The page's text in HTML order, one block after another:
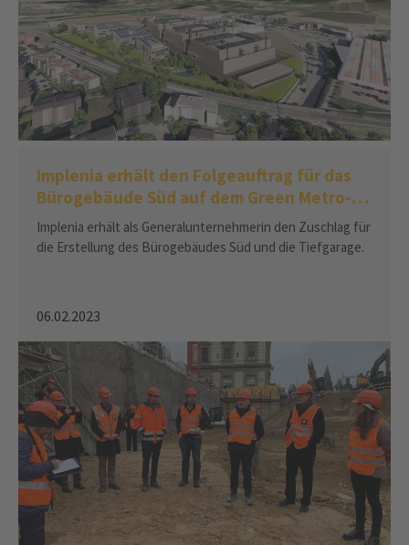
Implenia erhält den Folgeauftrag für das
Bürogebäude Süd auf dem Green Metro-
Campus Zürich
Implenia erhält als Generalunternehmerin den Zuschlag für
die Erstellung des Bürogebäudes Süd und die Tiefgarage.
06.02.2023